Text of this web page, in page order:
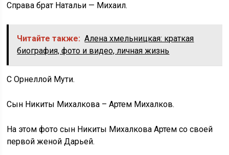
Справа брат Натальи — Михаил.
Читайте также: Алена хмельницкая: краткая
биография, фото и видео, личная жизнь
С Орнеллой Мути.
Сын Никиты Михалкова – Артем Михалков.
На этом фото сын Никиты Михалкова Артем со своей
первой женой Дарьей.